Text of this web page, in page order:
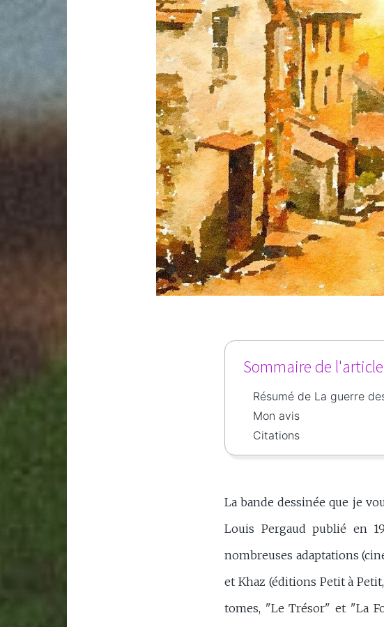
Sommaire de
Résumé de La guerre
Mon avis
Citations
La bande dessinée que je
Louis Pergaud publié en
nombreuses adaptations
et Khaz (éditions Petit à
tomes, "Le Trésor" et "La